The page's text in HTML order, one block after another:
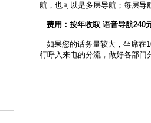
航，也可以是多层导航；每层导
费用：按年收取 语音导航240
如果您的话务量较大，坐席在
行呼入来电的分流，做好各部门